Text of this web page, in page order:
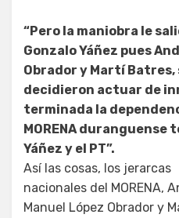
“Pero la maniobra le
Gonzalo Yáñez pues
Obrador y Martí
decidieron actuar de
terminada la
MORENA duranguense
Yáñez y el PT”.
Así las cosas, los jerarcas
nacionales del MORENA,
Manuel López Obrador y